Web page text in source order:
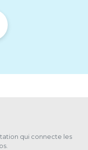
qui connecte les